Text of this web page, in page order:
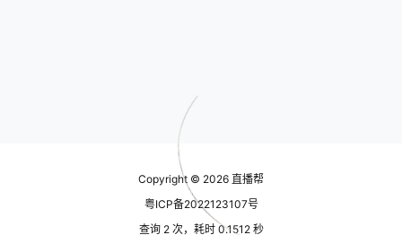
Copyright © 2026 直播帮
粤ICP备2022123107号
查询 2 次，耗时 0.1512 秒